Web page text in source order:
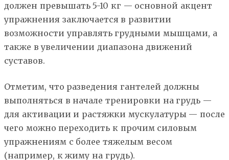
должен превышать 5-10 кг — основной акцент
упражнения заключается в развитии
возможности управлять грудными мышцами, а
также в увеличении диапазона движений
суставов.
Отметим, что разведения гантелей должны
выполняться в начале тренировки на грудь —
для активации и растяжки мускулатуры — после
чего можно переходить к прочим силовым
упражнениям с более тяжелым весом
(например, к жиму на грудь).